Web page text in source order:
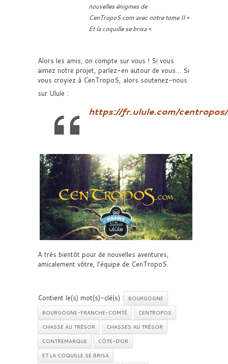
nouvelles énigmes de
CenTropoS.com avec notre tome II «
Et la coquille se brisa ».
Alors les amis, on compte sur vous ! Si vous
aimez notre projet, parlez-en autour de vous… Si
vous croyiez à CenTropoS, alors soutenez-nous
sur Ulule :
https://fr.ulule.com/centropos/
A très bientôt pour de nouvelles aventures,
amicalement vôtre, l’équipe de CenTropoS.
Contient le(s) mot(s)-clé(s) :
BOURGOGNE
BOURGOGNE-FRANCHE-COMTÉ
CENTROPOS
CHASSE AU TRÉSOR
CHASSES AU TRÉSOR
CONTREMARQUE
CÔTE-D'OR
ET LA COQUILLE SE BRISA